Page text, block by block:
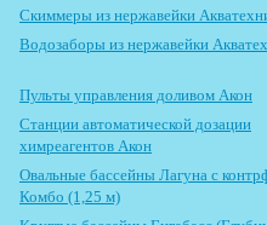
Скиммеры из нержавейки
Водозаборы из нержавейки
Пульты управления доливом Акон
Станции автоматической дозации
химреагентов Акон
Овальные бассейны Лагуна с
Комбо (1,25 м)